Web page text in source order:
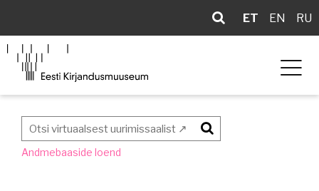
ET EN RU
Otsi
Andmebaaside loend